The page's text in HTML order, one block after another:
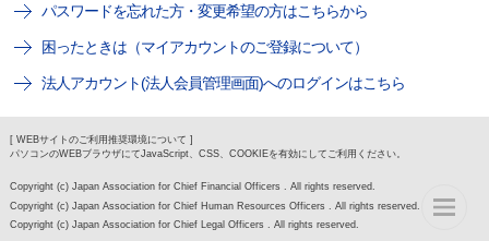
パスワードを忘れた方・変更希望の方はこちらから
困ったときは（マイアカウントのご登録について）
法人アカウント(法人会員管理画面)へのログインはこちら
[ WEBサイトのご利用推奨環境について ]
パソコンのWEBブラウザにてJavaScript、CSS、COOKIEを有効にしてご利用ください。
Copyright (c) Japan Association for Chief Financial Officers . All rights reserved.
Copyright (c) Japan Association for Chief Human Resources Officers . All rights reserved.
Copyright (c) Japan Association for Chief Legal Officers . All rights reserved.